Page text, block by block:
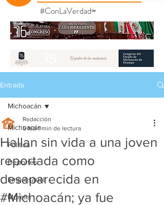
#ConLaVerdad℠
Entrada
Michoacán
Política
Deportes
Empresarial
Morelia
Michoacán
Hallan sin vida a una joven
reportada como
desaparecida en
#Michoacán; ya fue
Redacción
5 feb 1 min de lectura